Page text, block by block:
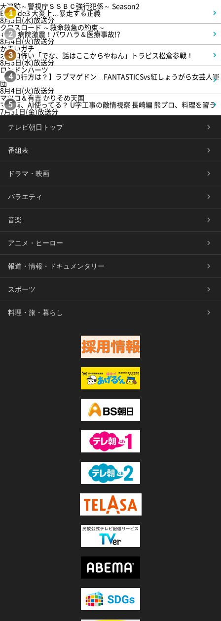
1
大追跡～警視庁ＳＳＢＣ強行犯係～ Season2
Episode3 大炎上…暴走する正義
8月5日(水)放送分
2
クロスロード ～救命救急の約束～
＃5 病院激震！パワハラ＆医療事故!?
8月4日(火)放送分
3
かまいガチ
オモロ怖い「でな、話はここからやねん」トラビス松倉参戦！
8月5日(水)放送分
4
ロンドンハーツ
【恋の行方は？】ラブマゲドン…FANTASTICSvs紅しょうがら女芸人軍
団
8月4日(火)放送分
5
マツコ＆有吉 かりそめ天国
マツ有、AI使ってる？ U字工事の敵情視察 長崎編 熊プロ、料理を習う
7月31日(金)放送分
テレビ朝日トップ
番組表
ドラマ・映画
バラエティ
音楽
アニメ・ヒーロー
報道・情報・ドキュメンタリー
スポーツ
料理・旅・暮らし